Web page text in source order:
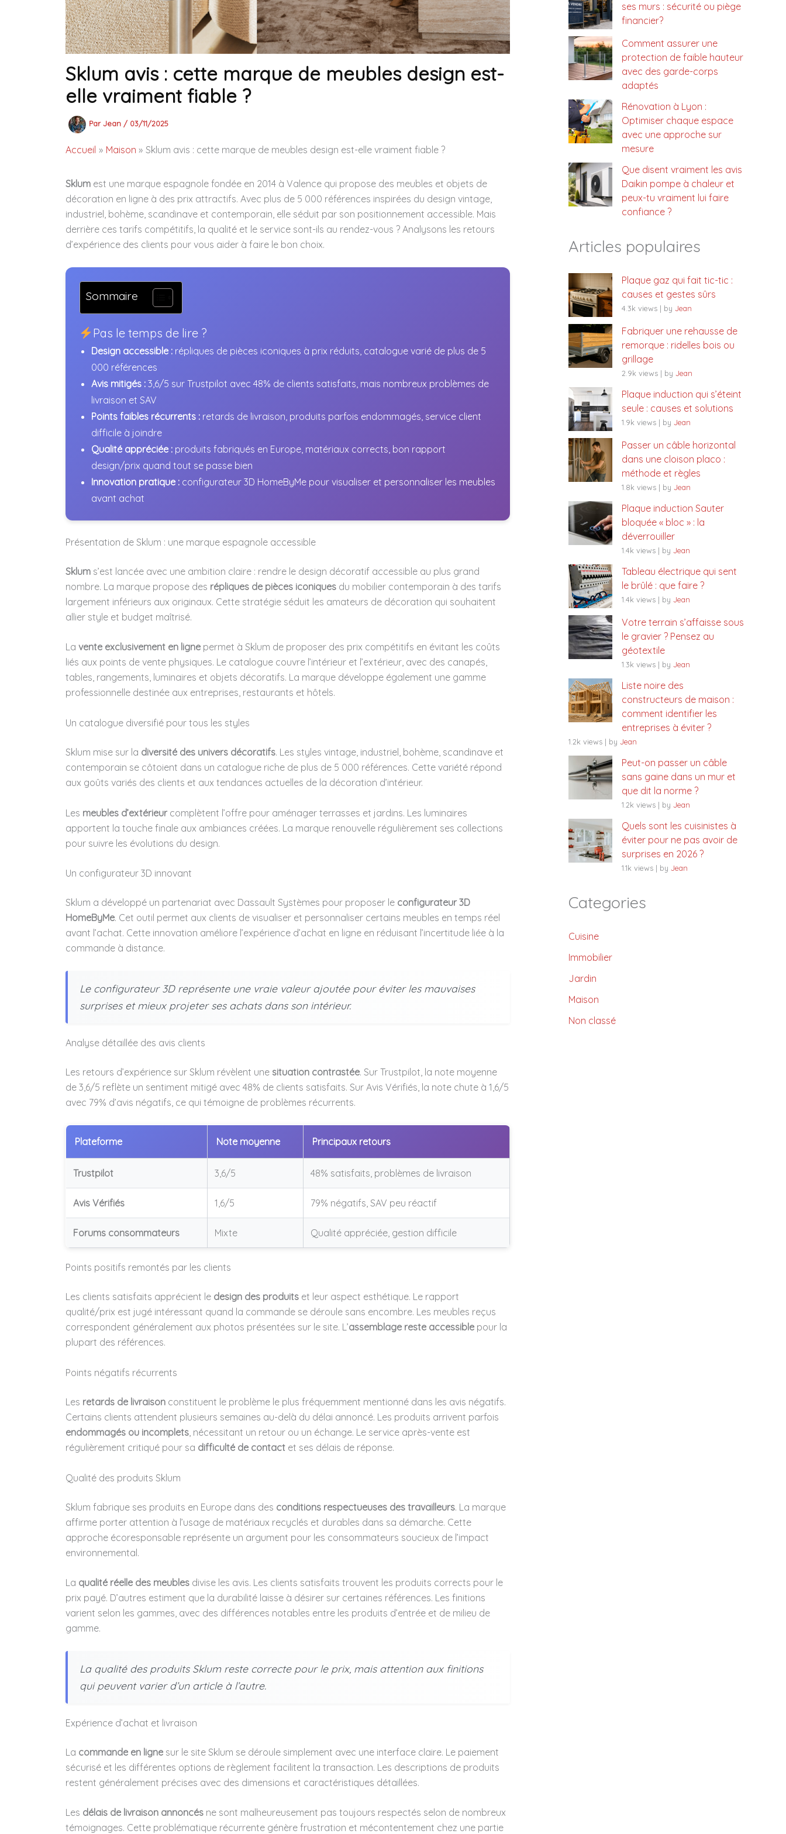
Sklum avis : cette marque de meubles design est-
elle vraiment fiable ?
ParJean / 03/11/2025
Accueil Maison Sklum avis : cette marque de meubles design est-elle vraiment fiable ?
Sklum est une marque espagnole fondée en 2014 à Valence qui propose des meubles et objets de
décoration en ligne à des prix attractifs. Avec plus de 5 000 références inspirées du design vintage,
industriel, bohème, scandinave et contemporain, elle séduit par son positionnement accessible. Mais
derrière ces tarifs compétitifs, la qualité et le service sont-ils au rendez-vous ? Analysons les retours
d’expérience des clients pour vous aider à faire le bon choix.
Sommaire
Pas le temps de lire ?
Design accessible : répliques de pièces iconiques à prix réduits, catalogue varié de plus de 5
000 références
Avis mitigés : 3,6/5 sur Trustpilot avec 48% de clients satisfaits, mais nombreux problèmes de
livraison et SAV
Points faibles récurrents : retards de livraison, produits parfois endommagés, service client
difficile à joindre
Qualité appréciée : produits fabriqués en Europe, matériaux corrects, bon rapport
design/prix quand tout se passe bien
Innovation pratique : configurateur 3D HomeByMe pour visualiser et personnaliser les meubles
avant achat
Présentation de Sklum : une marque espagnole accessible
Sklum s’est lancée avec une ambition claire : rendre le design décoratif accessible au plus grand
nombre. La marque propose des répliques de pièces iconiques du mobilier contemporain à des tarifs
largement inférieurs aux originaux. Cette stratégie séduit les amateurs de décoration qui souhaitent
allier style et budget maîtrisé.
La vente exclusivement en ligne permet à Sklum de proposer des prix compétitifs en évitant les coûts
liés aux points de vente physiques. Le catalogue couvre l’intérieur et l’extérieur, avec des canapés,
tables, rangements, luminaires et objets décoratifs. La marque développe également une gamme
professionnelle destinée aux entreprises, restaurants et hôtels.
Un catalogue diversifié pour tous les styles
Sklum mise sur la diversité des univers décoratifs. Les styles vintage, industriel, bohème, scandinave et
contemporain se côtoient dans un catalogue riche de plus de 5 000 références. Cette variété répond
aux goûts variés des clients et aux tendances actuelles de la décoration d’intérieur.
Les meubles d’extérieurcomplètent l’offre pour aménager terrasses et jardins. Les luminaires
apportent la touche finale aux ambiances créées. La marque renouvelle régulièrement ses collections
pour suivre les évolutions du design.
Un configurateur 3D innovant
Sklum a développé un partenariat avec Dassault Systèmes pour proposer le configurateur 3D
HomeByMe. Cet outil permet aux clients de visualiser et personnaliser certains meubles en temps réel
avant l’achat. Cette innovation améliore l’expérience d’achat en ligne en réduisant l’incertitude liée à la
commande à distance.
Le configurateur 3D représente une vraie valeur ajoutée pour éviter les mauvaises
surprises et mieux projeter ses achats dans son intérieur.
Analyse détaillée des avis clients
Les retours d’expérience sur Sklum révèlent une situation contrastée. Sur Trustpilot, la note moyenne
de 3,6/5 reflète un sentiment mitigé avec 48% de clients satisfaits. Sur Avis Vérifiés, la note chute à 1,6/5
avec 79% d’avis négatifs, ce qui témoigne de problèmes récurrents.
Plateforme Note moyenne Principaux retours
Trustpilot 3,6/5 48% satisfaits, problèmes de livraison
Avis Vérifiés 1,6/5 79% négatifs, SAV peu réactif
Forums consommateurs Mixte Qualité appréciée, gestion difficile
Points positifs remontés par les clients
Les clients satisfaits apprécient le design des produits et leur aspect esthétique. Le rapport
qualité/prix est jugé intéressant quand la commande se déroule sans encombre. Les meubles reçus
correspondent généralement aux photos présentées sur le site. L’assemblage reste accessible pour la
plupart des références.
Points négatifs récurrents
Les retards de livraison constituent le problème le plus fréquemment mentionné dans les avis négatifs.
Certains clients attendent plusieurs semaines au-delà du délai annoncé. Les produits arrivent parfois
endommagés ou incomplets, nécessitant un retour ou un échange. Le service après-vente est
régulièrement critiqué pour sa difficulté de contact et ses délais de réponse.
Qualité des produits Sklum
Sklum fabrique ses produits en Europe dans des conditions respectueuses des travailleurs. La marque
affirme porter attention à l’usage de matériaux recyclés et durables dans sa démarche. Cette
approche écoresponsable représente un argument pour les consommateurs soucieux de l’impact
environnemental.
La qualité réelle des meubles divise les avis. Les clients satisfaits trouvent les produits corrects pour le
prix payé. D’autres estiment que la durabilité laisse à désirer sur certaines références. Les finitions
varient selon les gammes, avec des différences notables entre les produits d’entrée et de milieu de
gamme.
La qualité des produits Sklum reste correcte pour le prix, mais attention aux finitions
qui peuvent varier d’un article à l’autre.
Expérience d’achat et livraison
La commande en ligne sur le site Sklum se déroule simplement avec une interface claire. Le paiement
sécurisé et les différentes options de règlement facilitent la transaction. Les descriptions de produits
restent généralement précises avec des dimensions et caractéristiques détaillées.
Les délais de livraison annoncés ne sont malheureusement pas toujours respectés selon de nombreux
témoignages. Cette problématique récurrente génère frustration et mécontentement chez une partie
ses murs : sécurité ou piège
financier?
Comment assurer une
protection de faible hauteur
avec des garde-corps
adaptés
Rénovation à Lyon :
Optimiser chaque espace
avec une approche sur
mesure
Que disent vraiment les avis
Daikin pompe à chaleur et
peux-tu vraiment lui faire
confiance ?
Articles populaires
Plaque gaz qui fait tic-tic :
causes et gestes sûrs
4.3k views | by Jean
Fabriquer une rehausse de
remorque : ridelles bois ou
grillage
2.9k views | by Jean
Plaque induction qui s’éteint
seule : causes et solutions
1.9k views | by Jean
Passer un câble horizontal
dans une cloison placo :
méthode et règles
1.8k views | by Jean
Plaque induction Sauter
bloquée « bloc » : la
déverrouiller
1.4k views | by Jean
Tableau électrique qui sent
le brûlé : que faire ?
1.4k views | by Jean
Votre terrain s’affaisse sous
le gravier ? Pensez au
géotextile
1.3k views | by Jean
Liste noire des
constructeurs de maison :
comment identifier les
entreprises à éviter ?
1.2k views | by Jean
Peut-on passer un câble
sans gaine dans un mur et
que dit la norme ?
1.2k views | by Jean
Quels sont les cuisinistes à
éviter pour ne pas avoir de
surprises en 2026 ?
1.1k views | by Jean
Categories
Cuisine
Immobilier
Jardin
Maison
Non classé